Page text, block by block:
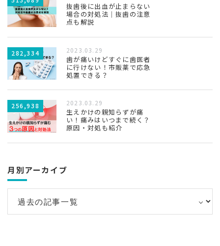
抜歯後に出血が止まらない
場合の対処法｜抜歯の注意
点も解説
282,334 2023.03.29
歯が痛いけどすぐに歯医者
に行けない！市販薬で応急
処置できる？
256,938 2023.03.29
生えかけの親知らずが痛
い！痛みはいつまで続く？
原因・対処も紹介
月別アーカイブ